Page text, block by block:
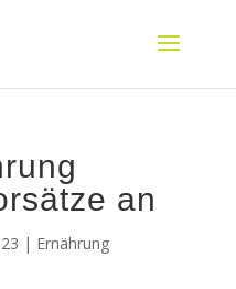
an
| Ernährung